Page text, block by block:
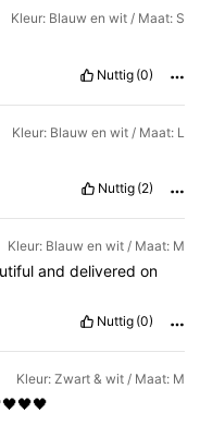
Kleur: Blauw en wit / Maat: S
Nuttig (0)
Kleur: Blauw en wit / Maat: L
Nuttig (2)
Kleur: Blauw en wit / Maat: M
and delivered on
Nuttig (0)
Kleur: Zwart & wit / Maat: M